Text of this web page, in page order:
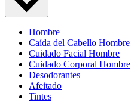
Hombre
Caída del Cabello Hombre
Cuidado Facial Hombre
Cuidado Corporal Hombre
Desodorantes
Afeitado
Tintes